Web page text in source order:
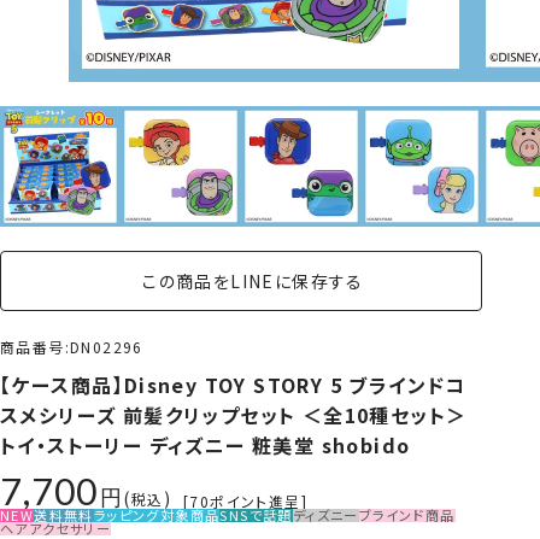
この商品をLINEに保存する
商品番号 DN02296
【ケース商品】Disney TOY STORY 5 ブラインドコ
スメシリーズ 前髪クリップセット ＜全10種セット＞
トイ・ストーリー ディズニー 粧美堂 shobido
7,700 税込 [70ポイント進呈]
NEW送料無料ラッピング対象商品SNSで話題ディズニーブラインド商品
ヘアアクセサリー